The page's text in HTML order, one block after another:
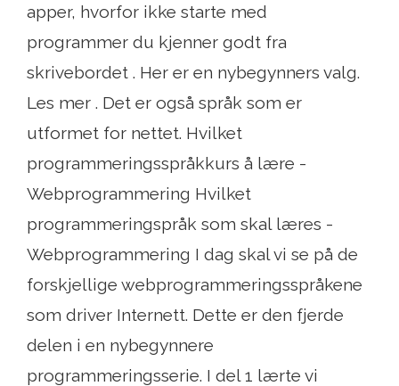
apper, hvorfor ikke starte med
programmer du kjenner godt fra
skrivebordet . Her er en nybegynners valg.
Les mer . Det er også språk som er
utformet for nettet. Hvilket
programmeringsspråkkurs å lære -
Webprogrammering Hvilket
programmeringspråk som skal læres -
Webprogrammering I dag skal vi se på de
forskjellige webprogrammeringsspråkene
som driver Internett. Dette er den fjerde
delen i en nybegynnere
programmeringsserie. I del 1 lærte vi